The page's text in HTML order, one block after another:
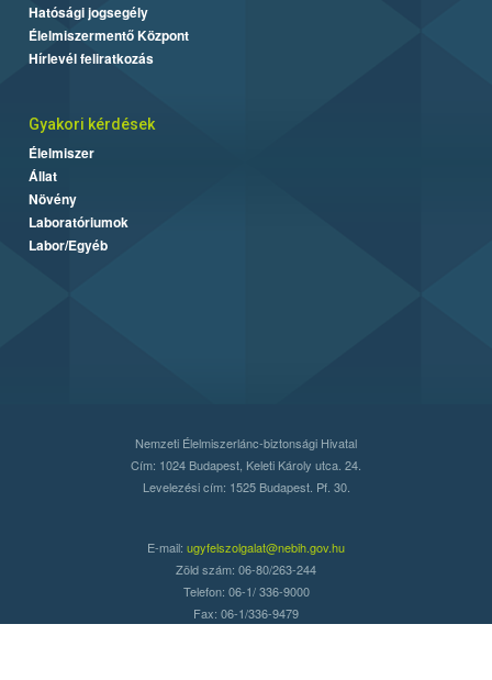
Hatósági jogsegély
Élelmiszermentő Központ
Hírlevél feliratkozás
Gyakori kérdések
Élelmiszer
Állat
Növény
Laboratóriumok
Labor/Egyéb
Nemzeti Élelmiszerlánc-biztonsági Hivatal
Cím: 1024 Budapest, Keleti Károly utca. 24.
Levelezési cím: 1525 Budapest. Pf. 30.
E-mail: ugyfelszolgalat@nebih.gov.hu
Zöld szám: 06-80/263-244
Telefon: 06-1/ 336-9000
Fax: 06-1/336-9479